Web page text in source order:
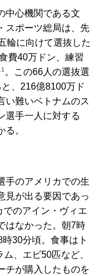
中心機関である文
スポーツ総局は、先
輪に向けて選抜した
費40万ドン、練習
。この66人の選抜選
、216億8100万ド
い難いベトナムのス
選手一人に対する
る。
手のアメリカでの生
見が出る要因であっ
でのアイン・ヴィエ
はなかった。朝7時
30分頃。食事はト
、エビ50匹など、
チが購入したものを